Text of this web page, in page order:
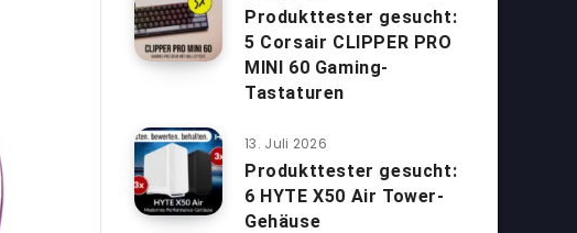
Produkttester gesucht:
5 Corsair CLIPPER PRO
MINI 60 Gaming-
Tastaturen
13. Juli 2026
Produkttester gesucht:
6 HYTE X50 Air Tower-
Gehäuse